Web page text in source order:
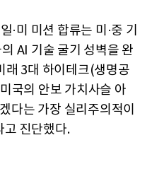
·미 미션 합류는 미·중 기
AI 기술 굴기 성벽을 완
래 3대 하이테크(생명공
국의 안보 가치사슬 아
다는 가장 실리주의적이
고 진단했다.